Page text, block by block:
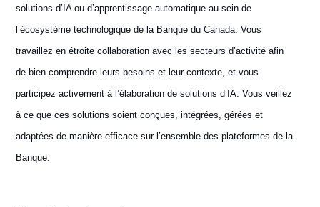
solutions d’IA ou d’apprentissage automatique au sein de
l’écosystème technologique de la Banque du Canada. Vous
travaillez en étroite collaboration avec les secteurs d’activité afin
de bien comprendre leurs besoins et leur contexte, et vous
participez activement à l’élaboration de solutions d’IA. Vous veillez
à ce que ces solutions soient conçues, intégrées, gérées et
adaptées de manière efficace sur l’ensemble des plateformes de la
Banque.